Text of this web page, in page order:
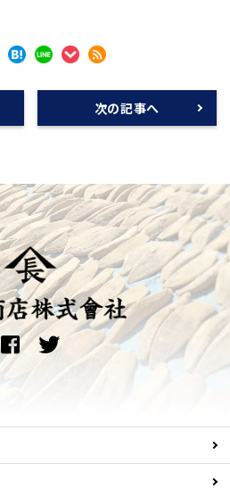
次の記事へ